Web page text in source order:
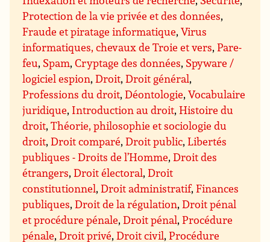
Protection de la vie privée et des données,
Fraude et piratage informatique,Virus
informatiques, chevaux de Troie et vers,Pare-
feu, Spam,Cryptage des données, Spyware /
logiciel espion,Droit,Droit général,
Professions du droit,Déontologie,Vocabulaire
juridique, Introduction au droit,Histoire du
droit,Théorie, philosophie et sociologie du
droit,Droit comparé,Droit public,Libertés
publiques - Droits de l’Homme,Droit des
étrangers,Droit électoral,Droit
constitutionnel,Droit administratif,Finances
publiques,Droit de la régulation,Droit pénal
et procédure pénale,Droit pénal,Procédure
pénale,Droit privé,Droit civil,Procédure